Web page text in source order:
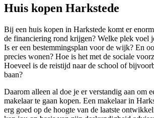
Huis kopen Harkstede
Bij een huis kopen in Harkstede komt er
de financiering rond krijgen? Welke plek voel
Is er een bestemmingsplan voor de wijk? En
precies wonen? Hoe is het met de sociale
Hoeveel is de reistijd naar de school of
baan?
Daarom alleen al doe je er verstandig aan om
makelaar te gaan kopen. Een makelaar in
erg goed op de hoogte van de laatste